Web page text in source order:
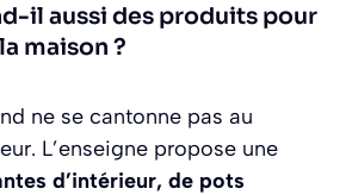
il aussi des produits pour
maison ?
ne se cantonne pas au
L’enseigne propose une
d’intérieur, de pots